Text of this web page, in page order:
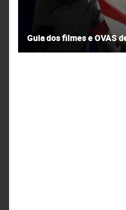
Guia dos filmes e OVAS